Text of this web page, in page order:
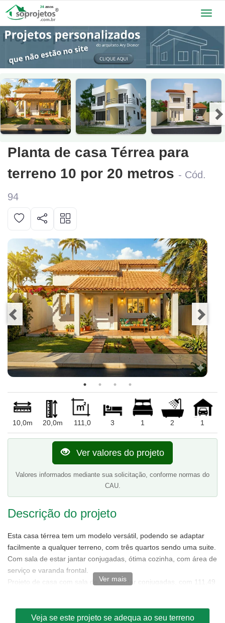
Planta de casa Térrea para
terreno 10 por 20 metros - Cód.
94
10,0m 20,0m 111,0 3 1 2 1
Ver valores do projeto
Valores informados mediante sua solicitação, conforme normas do
CAU.
Descrição do projeto
Esta casa térrea tem um modelo versátil, podendo se adaptar
facilmente a qualquer terreno, com três quartos sendo uma suite.
Com sala de estar jantar conjugadas, ótima cozinha, com área de
serviço e varanda frontal.
Projeto de casa com sala de estar/jantar conjugadas, com 111,49
Sugestão de terreno para implantação: 10 metros de frente
Ver mais
Veja se este projeto se adequa ao seu terreno